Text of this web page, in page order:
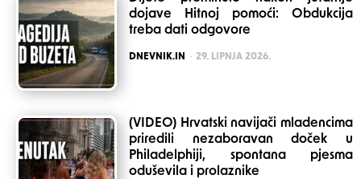
dojave Hitnoj pomoći: Obdukcija
treba dati odgovore
POSTED
DNEVNIK.IN 29. LIPNJA 2026.
(VIDEO) Hrvatski navijači mladencima
priredili nezaboravan doček u
Philadelphiji, spontana pjesma
oduševila i prolaznike